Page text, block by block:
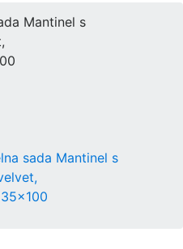
Mantinel s
sada Mantinel s